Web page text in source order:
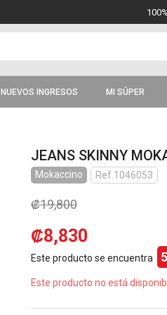
NUEVOS INGRESOS MI SÚPER
JEANS SKINNY
Mokaccino Ref.1046053
₡19,800
₡8,830
Este producto se encuentra
Este producto no está